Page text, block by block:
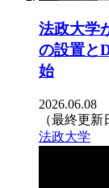
法政大学
の設置と
始
2026.06.08
（最終更新
法政大学